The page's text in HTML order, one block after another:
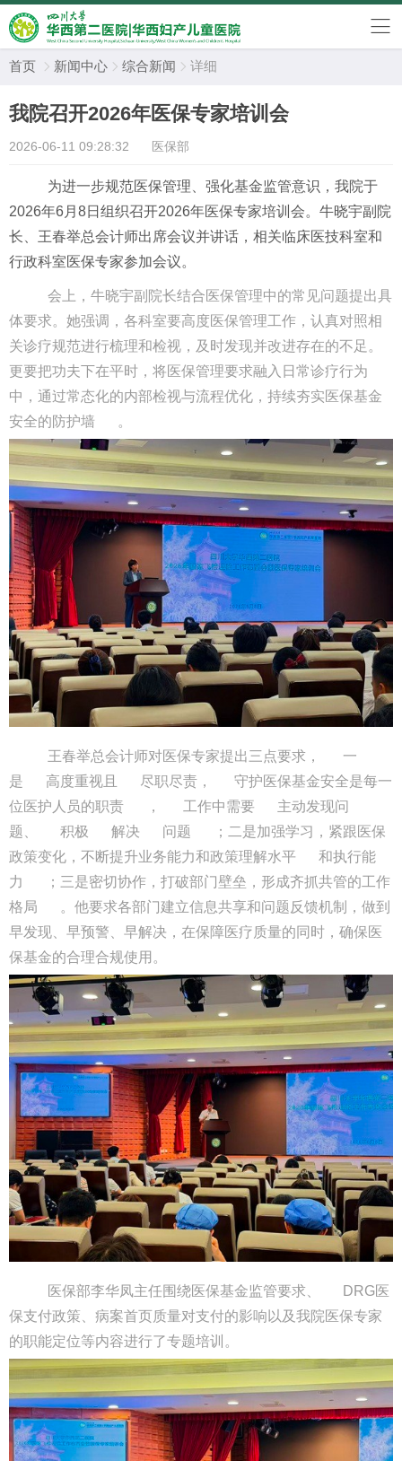
首页  新闻中心  综合新闻  详细
我院召开2026年医保专家培训会
2026-06-11 09:28:32 医保部
为进一步规范医保管理、强化基金监管意识，我院于
2026年6月8日 组织召开2026年医保专家培训会。 牛晓宇副院
长、 王春举总会计师出席会议并讲话，相关临床医技科室和
行政科室医保专家参加会议。
会上，牛晓宇副院长结合医保管理中的常见问题提出具
体要求。她强调，各科室要高度医保管理工作，认真对照相
关诊疗规范进行梳理和检视，及时发现并改进存在的不足。
更要把功夫下在平时，将医保管理要求融入日常诊疗行为
中，通过常态化的内部检视与流程优化，持续夯实医保基金
安全的防护墙
。
王春举总会计师对医保专家提出三点要求，
一
是
高度重视且 尽职尽责，
守护医保基金安全是每一
位医护人员的职责
， 工作中需要
主动发现问
题、
积极 解决 问题
；二是加强学习，紧跟医保
政策变化，不断提升业务能力和政策理解水平
和执行能
力
；三是密切协作，打破部门壁垒，形成齐抓共管的工作
格局
。他要求各部门建立信息共享和问题反馈机制，做到
早发现、早预警、早解决，在保障医疗质量的同时，确保医
保基金的合理合规使用。
医保部李华凤主任围绕医保基金监管要求、
DRG医
保支付政策、病案首页质量对支付的影响以及我院医保专家
的职能定位等内容进行了专题培训。